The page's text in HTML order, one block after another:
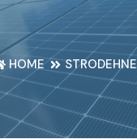
HOME STRODEHNE